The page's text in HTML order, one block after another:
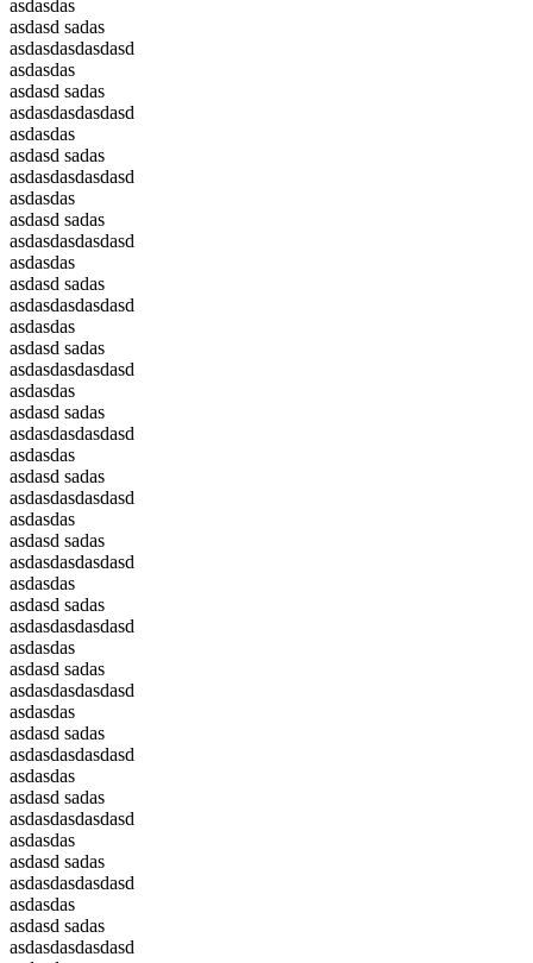
asdasdas
asdasd sadas
asdasdasdasdasd
asdasdas
asdasd sadas
asdasdasdasdasd
asdasdas
asdasd sadas
asdasdasdasdasd
asdasdas
asdasd sadas
asdasdasdasdasd
asdasdas
asdasd sadas
asdasdasdasdasd
asdasdas
asdasd sadas
asdasdasdasdasd
asdasdas
asdasd sadas
asdasdasdasdasd
asdasdas
asdasd sadas
asdasdasdasdasd
asdasdas
asdasd sadas
asdasdasdasdasd
asdasdas
asdasd sadas
asdasdasdasdasd
asdasdas
asdasd sadas
asdasdasdasdasd
asdasdas
asdasd sadas
asdasdasdasdasd
asdasdas
asdasd sadas
asdasdasdasdasd
asdasdas
asdasd sadas
asdasdasdasdasd
asdasdas
asdasd sadas
asdasdasdasdasd